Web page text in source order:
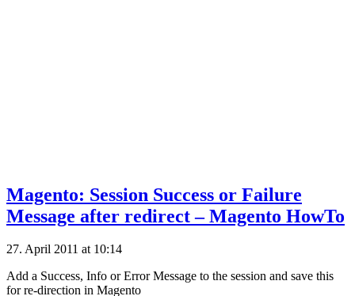
Magento: Session Success or Failure
Message after redirect – Magento HowTo
27. April 2011 at 10:14
Add a Success, Info or Error Message to the session and save this
for re-direction in Magento